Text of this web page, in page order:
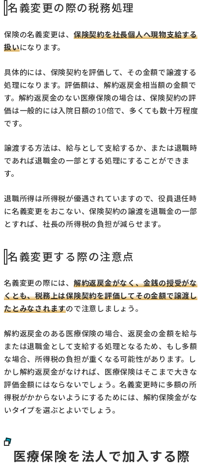
名義変更の際の税務処理
保険の名義変更は、 保険契約を社長個人へ現物支給する
扱いになります。
具体的には、保険契約を評価して、その金額で譲渡する
処理になります。評価額は、解約返戻金相当額の金額で
す。解約返戻金のない医療保険の場合は、保険契約の評
価は一般的には入院日額の10倍で、多くても数十万程度
です。
譲渡する方法は、給与として支給するか、または退職時
であれば退職金の一部とする処理にすることができま
す。
退職所得は所得税が優遇されていますので、役員退任時
に名義変更をおこない、保険契約の譲渡を退職金の一部
とすれば、社長の所得税の負担が減らせます。
名義変更する際の注意点
名義変更の際には、 解約返戻金がなく、金銭の授受がな
くとも、税務上は保険契約を評価してその金額で譲渡し
たとみなされますので注意しましょう。
解約返戻金のある医療保険の場合、返戻金の金額を給与
または退職金として支給する処理となるため、もし多額
な場合、所得税の負担が重くなる可能性があります。し
かし解約返戻金がなければ、医療保険はそこまで大きな
評価金額にはならないでしょう。名義変更時に多額の所
得税がかからないようにするためには、解約保険金がな
いタイプを選ぶとよいでしょう。
医療保険を法人で加入する際